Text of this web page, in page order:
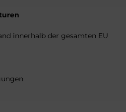
innerhalb der gesamten EU